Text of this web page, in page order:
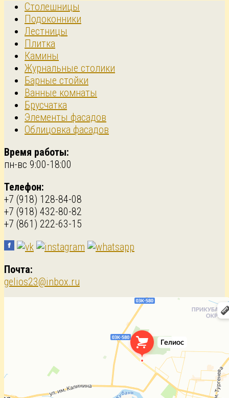
Столешницы
Подоконники
Лестницы
Плитка
Камины
Журнальные столики
Барные стойки
Ванные комнаты
Брусчатка
Элементы фасадов
Облицовка фасадов
Время работы:
пн-вс 9:00-18:00
Телефон:
+7 (918) 128-84-08
+7 (918) 432-80-82
+7 (861) 222-63-15
Почта:
gelios23@inbox.ru